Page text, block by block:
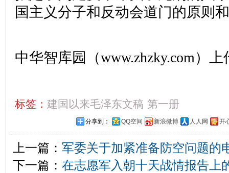
国主义分子和反动会道门的原则
中华智库园（www.zhzky.com）上
标签： 建国以来毛泽东文稿 第一册
分享到： QQ空间 新浪微博 人人网 开
上一篇： 军委关于加紧准备防空问题的
下一篇： 在志愿军入朝十天战情报告上